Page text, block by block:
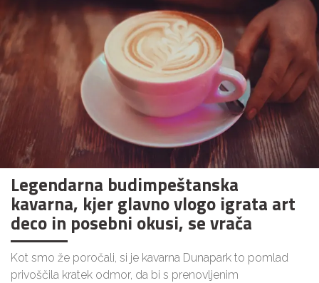
Legendarna budimpeštanska
kavarna, kjer glavno vlogo igrata art
deco in posebni okusi, se vrača
Kot smo že poročali, si je kavarna Dunapark to pomlad
privoščila kratek odmor, da bi s prenovljenim